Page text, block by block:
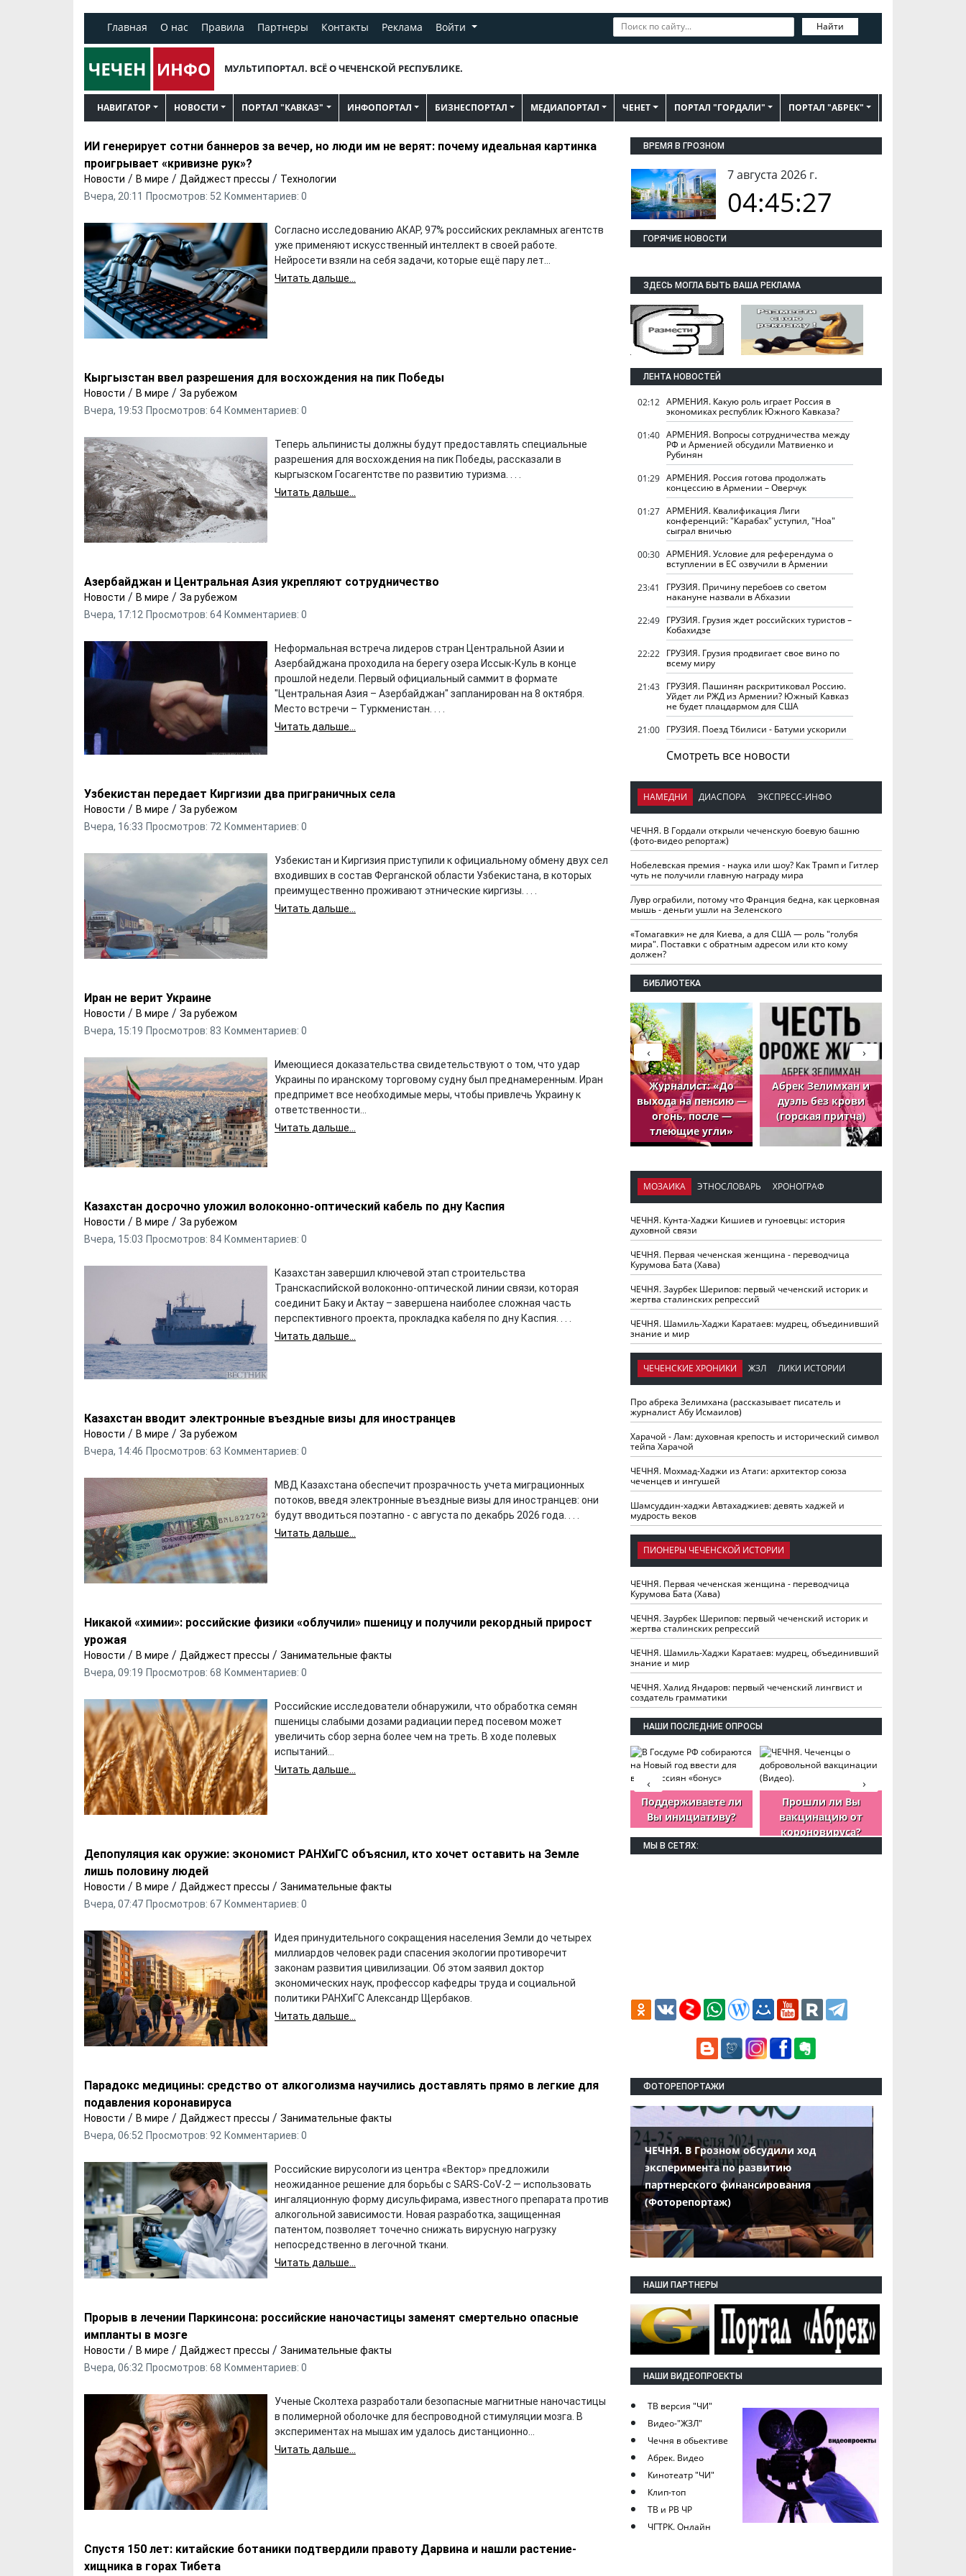
Главная О нас Правила Партнеры Контакты Реклама Войти Найти
МУЛЬТИПОРТАЛ. ВСЁ О ЧЕЧЕНСКОЙ РЕСПУБЛИКЕ.
НАВИГАТОР НОВОСТИ ПОРТАЛ "КАВКАЗ" ИНФОПОРТАЛ БИЗНЕСПОРТАЛ МЕДИАПОРТАЛ ЧЕНЕТ ПОРТАЛ "ГОРДАЛИ" ПОРТАЛ "АБРЕК"
ИИ генерирует сотни баннеров за вечер, но люди им не верят: почему идеальная картинка
проигрывает «кривизне рук»?
Новости / В мире / Дайджест прессы / Технологии
Вчера, 20:11 Просмотров: 52 Комментариев: 0
Согласно исследованию АКАР, 97% российских рекламных агентств
уже применяют искусственный интеллект в своей работе.
Нейросети взяли на себя задачи, которые ещё пару лет...
Читать дальше...
Кыргызстан ввел разрешения для восхождения на пик Победы
Новости / В мире / За рубежом
Вчера, 19:53 Просмотров: 64 Комментариев: 0
Теперь альпинисты должны будут предоставлять специальные
разрешения для восхождения на пик Победы, рассказали в
кыргызском Госагентстве по развитию туризма. . . .
Читать дальше...
Азербайджан и Центральная Азия укрепляют сотрудничество
Новости / В мире / За рубежом
Вчера, 17:12 Просмотров: 64 Комментариев: 0
Неформальная встреча лидеров стран Центральной Азии и
Азербайджана проходила на берегу озера Иссык-Куль в конце
прошлой недели. Первый официальный саммит в формате
"Центральная Азия – Азербайджан" запланирован на 8 октября.
Место встречи – Туркменистан. . . .
Читать дальше...
Узбекистан передает Киргизии два приграничных села
Новости / В мире / За рубежом
Вчера, 16:33 Просмотров: 72 Комментариев: 0
Узбекистан и Киргизия приступили к официальному обмену двух сел
входивших в состав Ферганской области Узбекистана, в которых
преимущественно проживают этнические киргизы. . . .
Читать дальше...
Иран не верит Украине
Новости / В мире / За рубежом
Вчера, 15:19 Просмотров: 83 Комментариев: 0
Имеющиеся доказательства свидетельствуют о том, что удар
Украины по иранскому торговому судну был преднамеренным. Иран
предпримет все необходимые меры, чтобы привлечь Украину к
ответственности...
Читать дальше...
Казахстан досрочно уложил волоконно-оптический кабель по дну Каспия
Новости / В мире / За рубежом
Вчера, 15:03 Просмотров: 84 Комментариев: 0
Казахстан завершил ключевой этап строительства
Транскаспийской волоконно-оптической линии связи, которая
соединит Баку и Актау – завершена наиболее сложная часть
перспективного проекта, прокладка кабеля по дну Каспия. . . .
Читать дальше...
Казахстан вводит электронные въездные визы для иностранцев
Новости / В мире / За рубежом
Вчера, 14:46 Просмотров: 63 Комментариев: 0
МВД Казахстана обеспечит прозрачность учета миграционных
потоков, введя электронные въездные визы для иностранцев: они
будут вводиться поэтапно - с августа по декабрь 2026 года. . . .
Читать дальше...
Никакой «химии»: российские физики «облучили» пшеницу и получили рекордный прирост
урожая
Новости / В мире / Дайджест прессы / Занимательные факты
Вчера, 09:19 Просмотров: 68 Комментариев: 0
Российские исследователи обнаружили, что обработка семян
пшеницы слабыми дозами радиации перед посевом может
увеличить сбор зерна более чем на треть. В ходе полевых
испытаний...
Читать дальше...
Депопуляция как оружие: экономист РАНХиГС объяснил, кто хочет оставить на Земле
лишь половину людей
Новости / В мире / Дайджест прессы / Занимательные факты
Вчера, 07:47 Просмотров: 67 Комментариев: 0
Идея принудительного сокращения населения Земли до четырех
миллиардов человек ради спасения экологии противоречит
законам развития цивилизации. Об этом заявил доктор
экономических наук, профессор кафедры труда и социальной
политики РАНХиГС Александр Щербаков.
Читать дальше...
Парадокс медицины: средство от алкоголизма научились доставлять прямо в легкие для
подавления коронавируса
Новости / В мире / Дайджест прессы / Занимательные факты
Вчера, 06:52 Просмотров: 92 Комментариев: 0
Российские вирусологи из центра «Вектор» предложили
неожиданное решение для борьбы с SARS-CoV-2 — использовать
ингаляционную форму дисульфирама, известного препарата против
алкогольной зависимости. Новая разработка, защищенная
патентом, позволяет точечно снижать вирусную нагрузку
непосредственно в легочной ткани.
Читать дальше...
Прорыв в лечении Паркинсона: российские наночастицы заменят смертельно опасные
импланты в мозге
Новости / В мире / Дайджест прессы / Занимательные факты
Вчера, 06:32 Просмотров: 68 Комментариев: 0
Ученые Сколтеха разработали безопасные магнитные наночастицы
в полимерной оболочке для беспроводной стимуляции мозга. В
экспериментах на мышах им удалось дистанционно...
Читать дальше...
Спустя 150 лет: китайские ботаники подтвердили правоту Дарвина и нашли растение-
хищника в горах Тибета
ВРЕМЯ В ГРОЗНОМ
7 августа 2026 г.
04:45:28
ГОРЯЧИЕ НОВОСТИ
ЗДЕСЬ МОГЛА БЫТЬ ВАША РЕКЛАМА
ЛЕНТА НОВОСТЕЙ
02:12 АРМЕНИЯ. Какую роль играет Россия в
экономиках республик Южного Кавказа?
01:40 АРМЕНИЯ. Вопросы сотрудничества между
РФ и Арменией обсудили Матвиенко и
Рубинян
01:29 АРМЕНИЯ. Россия готова продолжать
концессию в Армении – Оверчук
01:27 АРМЕНИЯ. Квалификация Лиги
конференций: "Карабах" уступил, "Ноа"
сыграл вничью
00:30 АРМЕНИЯ. Условие для референдума о
вступлении в ЕС озвучили в Армении
23:41
ГРУЗИЯ. Причину перебоев со светом
накануне назвали в Абхазии
22:49 ГРУЗИЯ. Грузия ждет российских туристов –
Кобахидзе
22:22 ГРУЗИЯ. Грузия продвигает свое вино по
всему миру
21:43 ГРУЗИЯ. Пашинян раскритиковал Россию.
Уйдет ли РЖД из Армении? Южный Кавказ
не будет плацдармом для США
21:00 ГРУЗИЯ. Поезд Тбилиси - Батуми ускорили
Смотреть все новости
НАМЕДНИ ДИАСПОРА ЭКСПРЕСС-ИНФО
ЧЕЧНЯ. В Гордали открыли чеченскую боевую башню
(фото-видео репортаж)
Нобелевская премия - наука или шоу? Как Трамп и Гитлер
чуть не получили главную награду мира
Лувр ограбили, потому что Франция бедна, как церковная
мышь - деньги ушли на Зеленского
«Томагавки» не для Киева, а для США — роль "голубя
мира". Поставки с обратным адресом или кто кому
должен?
БИБЛИОТЕКА
Х. Гапураев. Капкан
для Зелимхана (Отр.
из романа «1овда»)
ЧЕЧНЯ. А. Тугузов.
"Зелимхан"
(Отрывок)
ЧЕЧНЯ. Обарг Варин
илли
ЧЕЧНЯ. Хьаьжин
мурд - обарг Вара
Журналист: «До
выхода на пенсию —
огонь, после —
тлеющие угли»
Абрек Зелимхан и
дуэль без крови
(горская притча)
›
‹
МОЗАИКА ЭТНОСЛОВАРЬ ХРОНОГРАФ
ЧЕЧНЯ. Кунта-Хаджи Кишиев и гуноевцы: история
духовной связи
ЧЕЧНЯ. Первая чеченская женщина - переводчица
Курумова Бата (Хава)
ЧЕЧНЯ. Заурбек Шерипов: первый чеченский историк и
жертва сталинских репрессий
ЧЕЧНЯ. Шамиль-Хаджи Каратаев: мудрец, объединивший
знание и мир
ЧЕЧЕНСКИЕ ХРОНИКИ ЖЗЛ ЛИКИ ИСТОРИИ
Про абрека Зелимхана (рассказывает писатель и
журналист Абу Исмаилов)
Харачой - Лам: духовная крепость и исторический символ
тейпа Харачой
ЧЕЧНЯ. Мохмад-Хаджи из Атаги: архитектор союза
чеченцев и ингушей
Шамсуддин-хаджи Автахаджиев: девять хаджей и
мудрость веков
ПИОНЕРЫ ЧЕЧЕНСКОЙ ИСТОРИИ
ЧЕЧНЯ. Первая чеченская женщина - переводчица
Курумова Бата (Хава)
ЧЕЧНЯ. Заурбек Шерипов: первый чеченский историк и
жертва сталинских репрессий
ЧЕЧНЯ. Шамиль-Хаджи Каратаев: мудрец, объединивший
знание и мир
ЧЕЧНЯ. Халид Яндаров: первый чеченский лингвист и
создатель грамматики
НАШИ ПОСЛЕДНИЕ ОПРОСЫ
Хотели бы Вы
переехать в другой
Выбираем дизайн
формы ФК "Ахмат"
Поддерживаете ли
Вы инициативу?
Прошли ли Вы
вакцинацию от
короновируса?
›
‹
МЫ В СЕТЯХ:
ФОТОРЕПОРТАЖИ
ЧЕЧНЯ. В Грозном обсудили ход
эксперимента по развитию
партнерского финансирования
(Фоторепортаж)
НАШИ ПАРТНЕРЫ
НАШИ ВИДЕОПРОЕКТЫ
ТВ версия "ЧИ"
Видео-"ЖЗЛ"
Чечня в обьективе
Абрек. Видео
Кинотеатр "ЧИ"
Клип-топ
ТВ и РВ ЧР
ЧГТРК. Онлайн